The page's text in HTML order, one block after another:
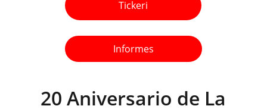
Tickeri
Informes